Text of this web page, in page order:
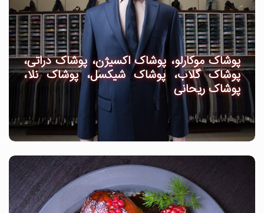
پوشاک موکارلو، پوشاک اکسیژن، پوشاک دراتی،
پوشاک گلاب، پوشاک شیکسل، پوشاک نلا،
پوشاک ریحانی